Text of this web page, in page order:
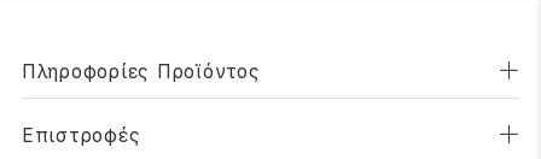
Πληροφορίες Προϊόντος
Επιστροφές